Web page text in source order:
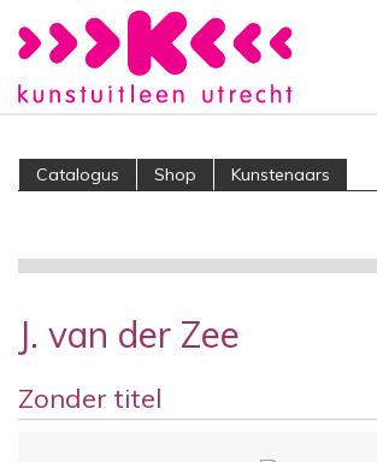
Catalogus Shop Kunstenaars
J. van der Zee
Zonder titel